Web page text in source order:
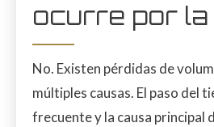
ocurre por la
No. Existen pérdidas de
múltiples causas. El paso del
frecuente y la causa principal